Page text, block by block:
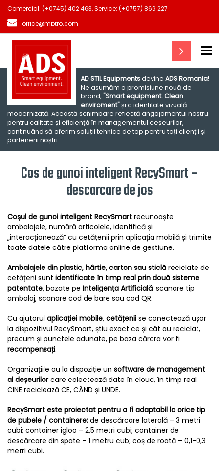
Comercial: (+0745) 402 463, Service: (+0757) 869 227
office@mbtro.com
AD STIL Equipmentsdevine ADS Romania!
Ne asumăm o promisiune nouă de
brand, "Smart equipment. Clean
enviroment"și o identitate vizuală
modernizată. Această schimbare reflectă angajamentul nostru
pentru calitate și eficiență în managementul deșeurilor,
continuând să oferim soluții tehnice de top pentru toți clienții și
partenerii noștri.
Cos de gunoi inteligent RecySmart –
descarcare de jos
Coșul de gunoi inteligent RecySmart recunoaște
ambalajele, numără articolele, identifică și
„interacționează” cu cetățenii prin aplicația mobilă și trimite
toate datele către platforma online de gestiune.
Ambalajele din plastic, hârtie, carton sau sticlă reciclate de
cetățeni sunt identificate în timp real prin două sisteme
patentate, bazate pe Inteligența Artificială: scanare tip
ambalaj, scanare cod de bare sau cod QR.
Cu ajutorul aplicației mobile, cetățenii se conectează ușor
la dispozitivul RecySmart, știu exact ce și cât au reciclat,
precum și punctele adunate, pe baza cărora vor fi
recompensați.
Organizațiile au la dispoziție un software de management
al deșeurilorcare colectează date în cloud, în timp real:
CINE reciclează CE, CÂND și UNDE.
RecySmart este proiectat pentru a fi adaptabil la orice tip
de pubele / containere: de descărcare laterală – 3 metri
cubi; container igloo – 2,5 metri cubi; container de
descărcare din spate – 1 metru cub; coș de roată – 0,1-0,3
metri cubi.